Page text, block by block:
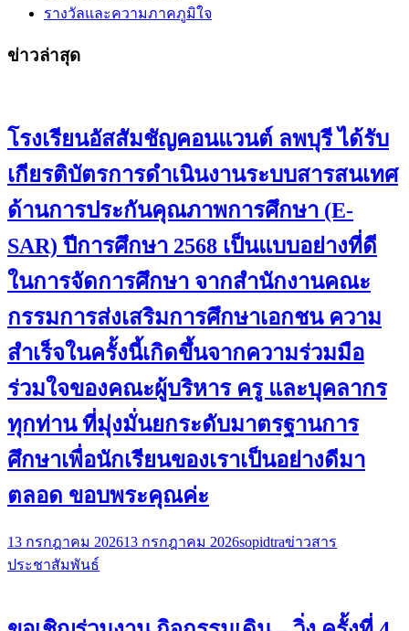
รางวัลและความภาคภูมิใจ
ข่าวล่าสุด
โรงเรียนอัสสัมชัญคอนแวนต์ ลพบุรี ได้รับ
เกียรติบัตรการดำเนินงานระบบสารสนเทศ
ด้านการประกันคุณภาพการศึกษา (E-
SAR) ปีการศึกษา 2568 เป็นแบบอย่างที่ดี
ในการจัดการศึกษา จากสำนักงานคณะ
กรรมการส่งเสริมการศึกษาเอกชน ความ
สำเร็จในครั้งนี้เกิดขึ้นจากความร่วมมือ
ร่วมใจของคณะผู้บริหาร ครู และบุคลากร
ทุกท่าน ที่มุ่งมั่นยกระดับมาตรฐานการ
ศึกษาเพื่อนักเรียนของเราเป็นอย่างดีมา
ตลอด ขอบพระคุณค่ะ
13 กรกฎาคม 202613 กรกฎาคม 2026sopidtraข่าวสาร
ประชาสัมพันธ์